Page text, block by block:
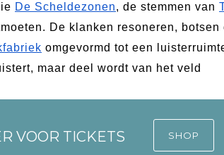
De Scheldezonen, de stemmen van
De klanken resoneren,
omgevormd tot een
maar deel wordt van het veld
VOOR TICKETS SHOP